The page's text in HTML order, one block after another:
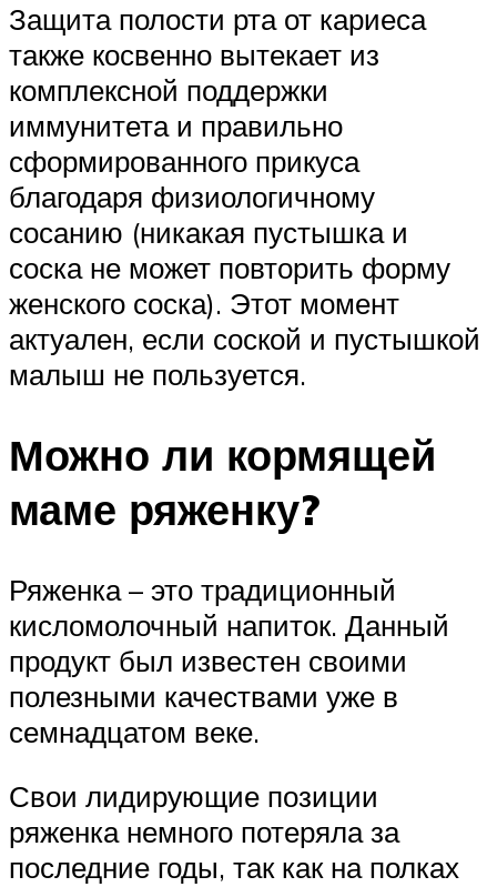
Защита полости рта от кариеса
также косвенно вытекает из
комплексной поддержки
иммунитета и правильно
сформированного прикуса
благодаря физиологичному
сосанию (никакая пустышка и
соска не может повторить форму
женского соска). Этот момент
актуален, если соской и пустышкой
малыш не пользуется.
Можно ли кормящей
маме ряженку?
Ряженка – это традиционный
кисломолочный напиток. Данный
продукт был известен своими
полезными качествами уже в
семнадцатом веке.
Свои лидирующие позиции
ряженка немного потеряла за
последние годы, так как на полках